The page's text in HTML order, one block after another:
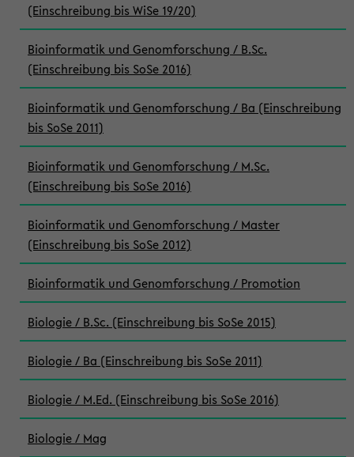
(Einschreibung bis WiSe 19/20)
Bioinformatik und Genomforschung / B.Sc.
(Einschreibung bis SoSe 2016)
Bioinformatik und Genomforschung / Ba (Einschreibung
bis SoSe 2011)
Bioinformatik und Genomforschung / M.Sc.
(Einschreibung bis SoSe 2016)
Bioinformatik und Genomforschung / Master
(Einschreibung bis SoSe 2012)
Bioinformatik und Genomforschung / Promotion
Biologie / B.Sc. (Einschreibung bis SoSe 2015)
Biologie / Ba (Einschreibung bis SoSe 2011)
Biologie / M.Ed. (Einschreibung bis SoSe 2016)
Biologie / Mag